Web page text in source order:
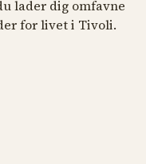
lader dig omfavne
for livet i Tivoli.